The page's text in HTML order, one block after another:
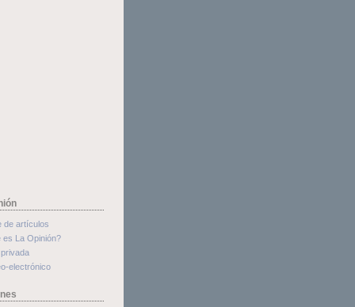
de artículos
es La Opinión?
electrónico